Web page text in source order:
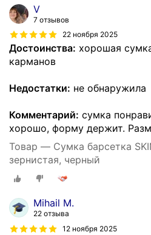
V
7 отзывов
22 ноября 2025
Достоинства: хорошая
карманов
Недостатки: не обнаружила
Комментарий: сумка
хорошо, форму держит.
Товар — Сумка барсетка
зернистая, черный
Mihail M.
22 отзыва
12 ноября 2025